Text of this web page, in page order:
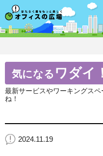
オフィスの広場
気になる ワダイ！
最新サービスやワーキングス
ね！
2024.11.19